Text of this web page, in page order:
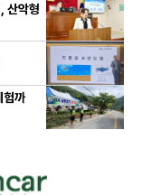
산악형
험까